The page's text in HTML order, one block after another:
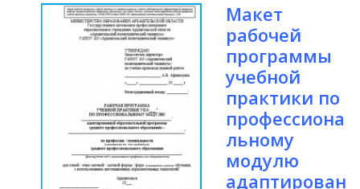
Макет
рабочей
программы
учебной
практики по
профессиона
льному
модулю
адаптирован